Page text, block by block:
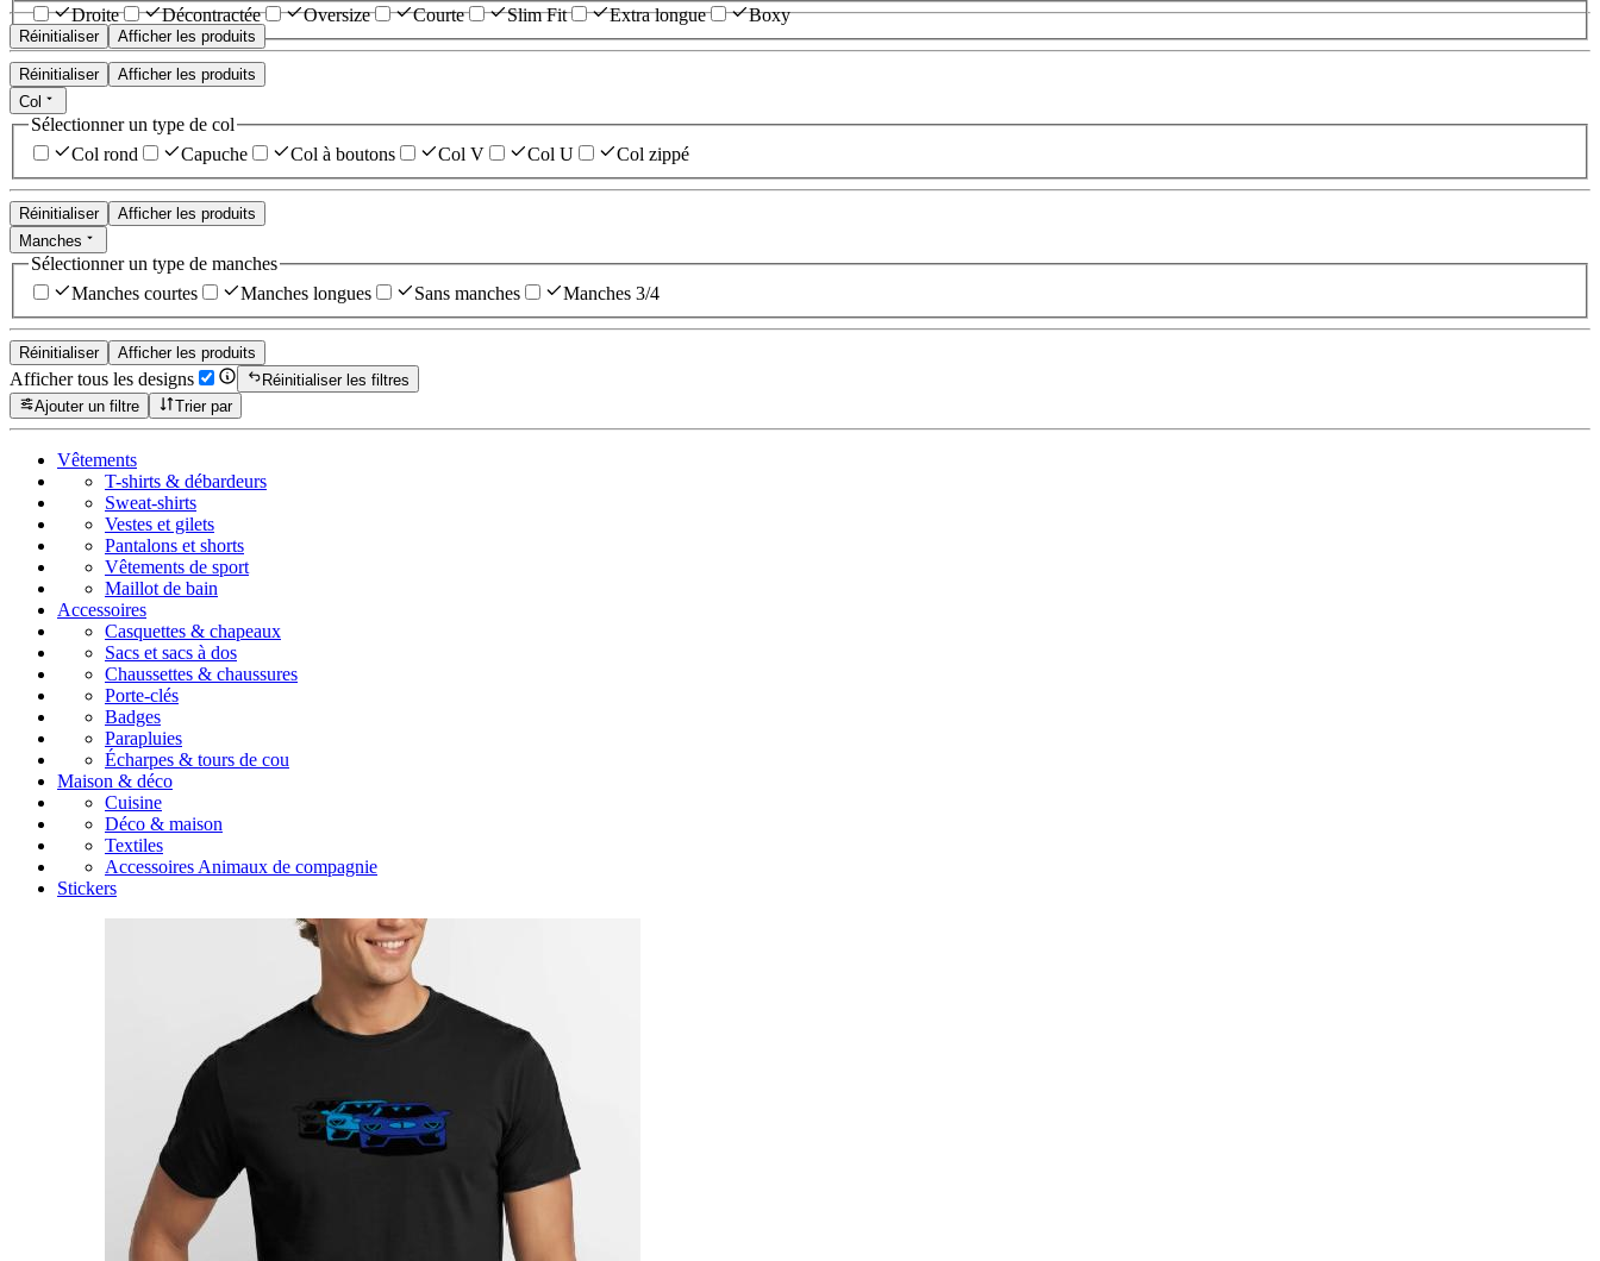
Réinitialiser Afficher les produits
Droite
Décontractée Oversize Courte Slim Fit Extra longue Boxy
Réinitialiser
Afficher les produits
Col
Sélectionner un type de col
Col rond
Capuche Col à boutons Col V Col U Col zippé
Réinitialiser
Afficher les produits
Manches
Sélectionner un type de manches
Manches courtes
Manches longues Sans manches Manches 3/4
Réinitialiser Afficher les produits
Afficher tous les designs
Réinitialiser les filtres
Ajouter un filtre
Trier par
Vêtements
T-shirts & débardeurs
Sweat-shirts
Vestes et gilets
Pantalons et shorts
Vêtements de sport
Maillot de bain
Accessoires
Casquettes & chapeaux
Sacs et sacs à dos
Chaussettes & chaussures
Porte-clés
Badges
Parapluies
Écharpes & tours de cou
Maison & déco
Cuisine
Déco & maison
Textiles
Accessoires Animaux de compagnie
Stickers